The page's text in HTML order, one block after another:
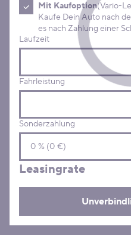
Mit Kaufoption(Vario-
Kaufe Dein Auto nach der
Laufzeit
Fahrleistung
Sonderzahlung
Leasingrate